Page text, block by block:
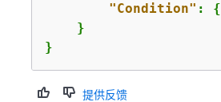
"Condition" : {
    }
}
提供反馈